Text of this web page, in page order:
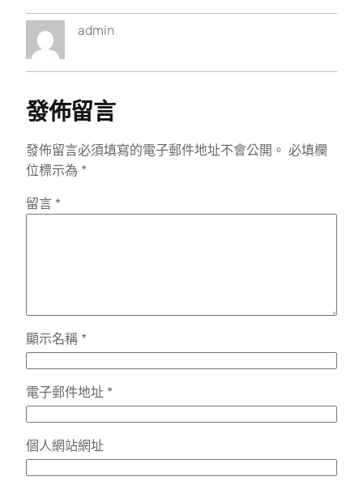
admin
發佈留言
發佈留言必須填寫的電子郵件地址不會公開。 必填欄
位標示為 *
留言 *
顯示名稱 *
電子郵件地址 *
個人網站網址